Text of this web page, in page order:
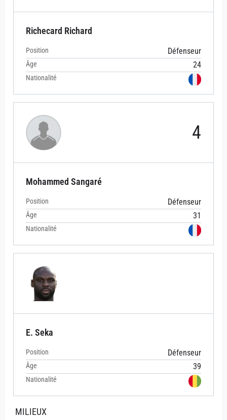
Richecard Richard
Position Défenseur
Âge 24
Nationalité
4
Mohammed Sangaré
Position Défenseur
Âge 31
Nationalité
E. Seka
Position Défenseur
Âge 39
Nationalité
MILIEUX